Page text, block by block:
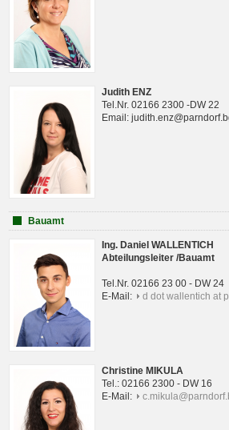
Judith ENZ
Tel.Nr. 02166 2300 -DW 22
Email:
Bauamt
Ing. Daniel WALLENTICH
Abteilungsleiter /Bauamt
Tel.Nr. 02166 23 00 - DW 24
E-Mail:
d dot wallentich at
Christine MIKULA
Tel.: 02166 2300 - DW 16
E-Mail: